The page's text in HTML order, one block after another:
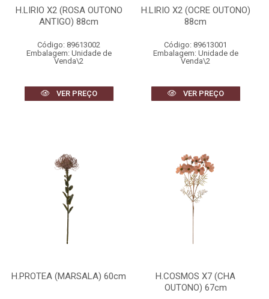
H.LIRIO X2 (ROSA OUTONO
ANTIGO) 88cm
Código: 89613002
Embalagem: Unidade de
Venda\2
VER PREÇO
H.LIRIO X2 (OCRE OUTONO)
88cm
Código: 89613001
Embalagem: Unidade de
Venda\2
VER PREÇO
H.PROTEA (MARSALA) 60cm
H.COSMOS X7 (CHA
OUTONO) 67cm